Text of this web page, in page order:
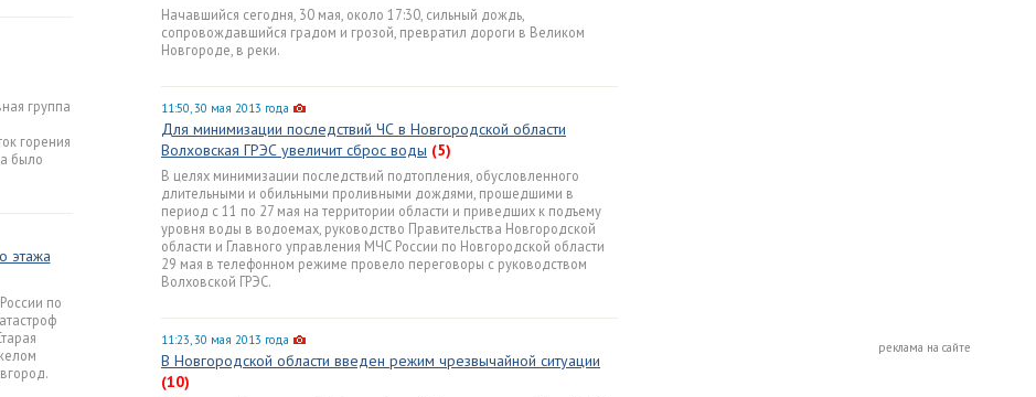
группа
горения
было
этажа
по
Начавшийся сегодня, 30 мая, около 17:30, сильный дождь,
сопровождавшийся градом и грозой, превратил дороги в Великом
Новгороде, в реки.
11:50, 30 мая 2013 года
Для минимизации последствий ЧС в Новгородской области
Волховская ГРЭС увеличит сброс воды (5)
В целях минимизации последствий подтопления, обусловленного
длительными и обильными проливными дождями, прошедшими в
период с 11 по 27 мая на территории области и приведших к подъему
уровня воды в водоемах, руководство Правительства Новгородской
области и Главного управления МЧС России по Новгородской области
29 мая в телефонном режиме провело переговоры с руководством
Волховской ГРЭС.
11:23, 30 мая 2013 года
В Новгородской области введен режим чрезвычайной ситуации
(10)
реклама на сайте